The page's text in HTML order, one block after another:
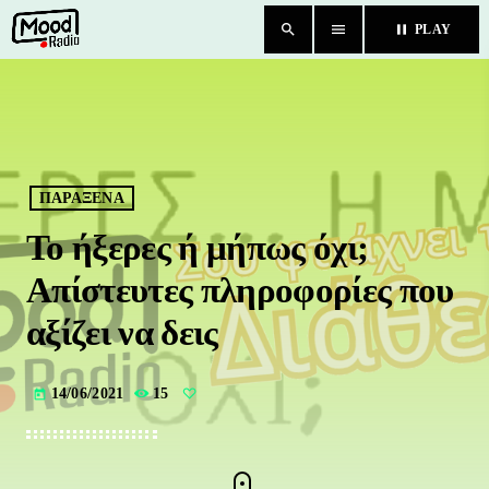
search menu pause PLAY
close
BLOG
TEAM
CHAT
ΚΑΤΗΓΟΡΙΕΣ
ΠΑΡΑΞΕΝΑ
Το ήξερες ή μήπως όχι;
Απίστευτες πληροφορίες που
αξίζει να δεις
today 14/06/2021 15